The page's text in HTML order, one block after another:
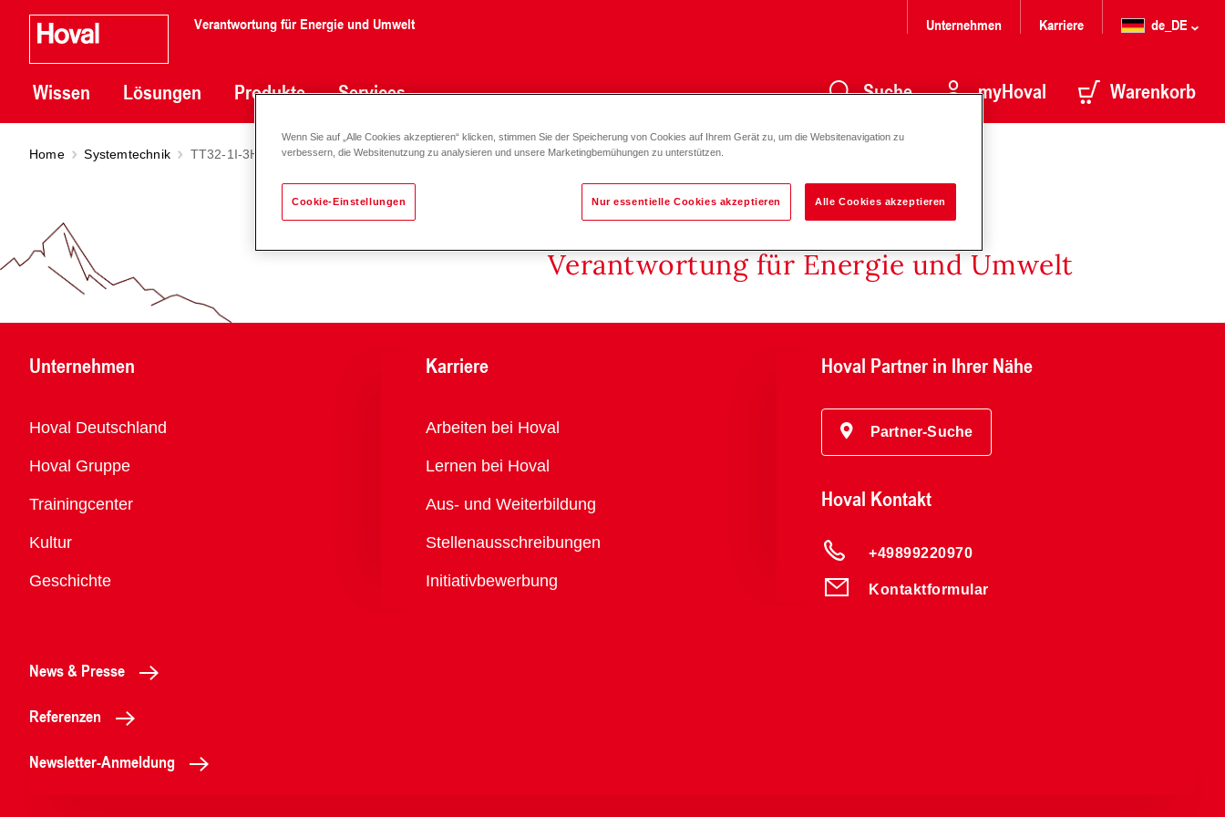
Verantwortung für Energie und Umwelt
Wissen Lösungen Produkte Services
Unternehmen Karriere de_DE
Suche myHoval Warenkorb
Home Systemtechnik TT32-1I-3H-DHK-DHK-DHK
Verantwortung für Energie und Umwelt
Unternehmen
Übersicht
Hoval Deutschland
Hoval Gruppe
Trainingcenter
Kultur
Geschichte
Karriere
Übersicht
Arbeiten bei Hoval
Lernen bei Hoval
Aus- und Weiterbildung
Stellenausschreibungen
Initiativbewerbung
Hoval Partner in Ihrer Nähe
Partner-Suche
Hoval Kontakt
+49899220970
Kontaktformular
News & Presse
Referenzen
Newsletter-Anmeldung
Wenn Sie auf „Alle Cookies akzeptieren“ klicken, stimmen Sie der Speicherung von Cookies auf Ihrem Gerät zu, um die Websitenavigation zu
verbessern, die Websitenutzung zu analysieren und unsere Marketingbemühungen zu unterstützen.
Cookie-Einstellungen Nur essentielle Cookies akzeptieren Alle Cookies akzeptieren